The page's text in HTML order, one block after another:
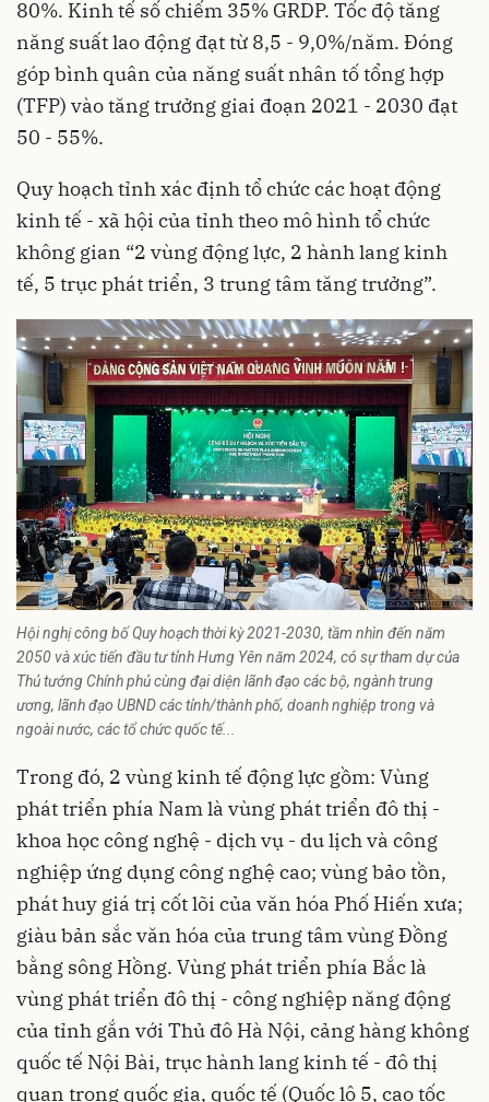
80%. Kinh tế số chiếm 35% GRDP. Tốc độ tăng
năng suất lao động đạt từ 8,5 - 9,0%/năm. Đóng
góp bình quân của năng suất nhân tố tổng hợp
(TFP) vào tăng trưởng giai đoạn 2021 - 2030 đạt
50 - 55%.
Quy hoạch tỉnh xác định tổ chức các hoạt động
kinh tế - xã hội của tỉnh theo mô hình tổ chức
không gian “2 vùng động lực, 2 hành lang kinh
tế, 5 trục phát triển, 3 trung tâm tăng trưởng”.
Hội nghị công bố Quy hoạch thời kỳ 2021-2030, tầm nhìn đến năm
2050 và xúc tiến đầu tư tỉnh Hưng Yên năm 2024, có sự tham dự của
Thủ tướng Chính phủ cùng đại diện lãnh đạo các bộ, ngành trung
ương, lãnh đạo UBND các tỉnh/thành phố, doanh nghiệp trong và
ngoài nước, các tổ chức quốc tế...
Trong đó, 2 vùng kinh tế động lực gồm: Vùng
phát triển phía Nam là vùng phát triển đô thị -
khoa học công nghệ - dịch vụ - du lịch và công
nghiệp ứng dụng công nghệ cao; vùng bảo tồn,
phát huy giá trị cốt lõi của văn hóa Phố Hiến xưa;
giàu bản sắc văn hóa của trung tâm vùng Đồng
bằng sông Hồng. Vùng phát triển phía Bắc là
vùng phát triển đô thị - công nghiệp năng động
của tỉnh gắn với Thủ đô Hà Nội, cảng hàng không
quốc tế Nội Bài, trục hành lang kinh tế - đô thị
quan trọng quốc gia, quốc tế (Quốc lộ 5, cao tốc